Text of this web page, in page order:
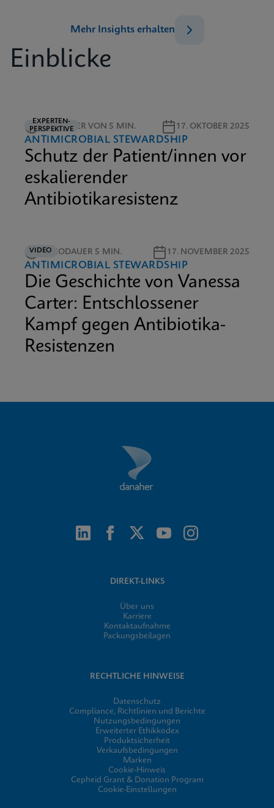
Einblicke
Mehr Insights erhalten
EXPERTEN-
PERSPEKTIVE
LESEDAUER VON 5 MIN. 17. OKTOBER 2025
ANTIMICROBIAL STEWARDSHIP
Schutz der Patient/innen vor
eskalierender
Antibiotikaresistenz
VIDEOVIDEODAUER 5 MIN. 17. NOVEMBER 2025
ANTIMICROBIAL STEWARDSHIP
Die Geschichte von Vanessa
Carter: Entschlossener
Kampf gegen Antibiotika-
Resistenzen
DIREKT-LINKS
Über uns
Karriere
Kontaktaufnahme
Packungsbeilagen
RECHTLICHE HINWEISE
Datenschutz
Compliance, Richtlinien und Berichte
Nutzungsbedingungen
Erweiterter Ethikkodex
Produktsicherheit
Verkaufsbedingungen
Marken
Cookie-Hinweis
Cepheid Grant & Donation Program
Cookie-Einstellungen